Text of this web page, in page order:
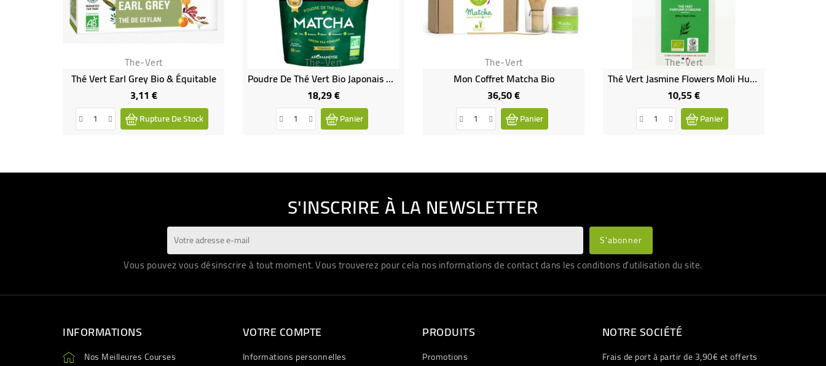
The-Vert
Thé Vert Earl Grey Bio & Équitable
3,11 €Prix
Rupture De Stock
The-Vert
Poudre De Thé Vert Bio Japonais Matcha
18,29 €Prix
Panier
The-Vert
Mon Coffret Matcha Bio
36,50 €Prix
Panier
The-Vert
Thé Vert Jasmine Flowers Moli Hua Cha Bio
10,55 €Prix
Panier
S'INSCRIRE À LA NEWSLETTER
Vous pouvez vous désinscrire à tout moment. Vous trouverez pour cela nos informations de contact dans les conditions d'utilisation du site.
INFORMATIONS
Nos Meilleures Courses
VOTRE COMPTE
Informations personnelles
PRODUITS
Promotions
NOTRE SOCIÉTÉ
Frais de port à partir de 3,90€ et offerts